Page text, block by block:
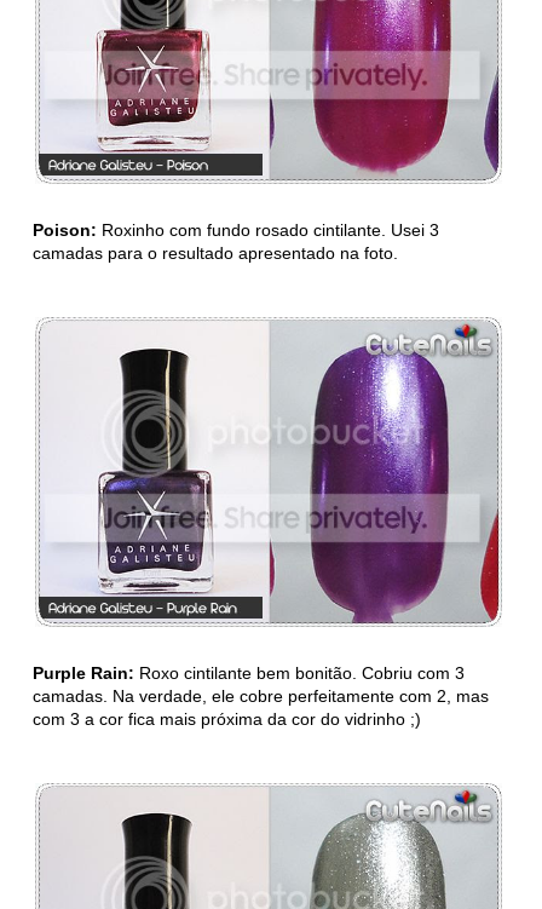
Poison: Roxinho com fundo rosado cintilante. Usei 3
camadas para o resultado apresentado na foto.
Purple Rain: Roxo cintilante bem bonitão. Cobriu com 3
camadas. Na verdade, ele cobre perfeitamente com 2, mas
com 3 a cor fica mais próxima da cor do vidrinho ;)